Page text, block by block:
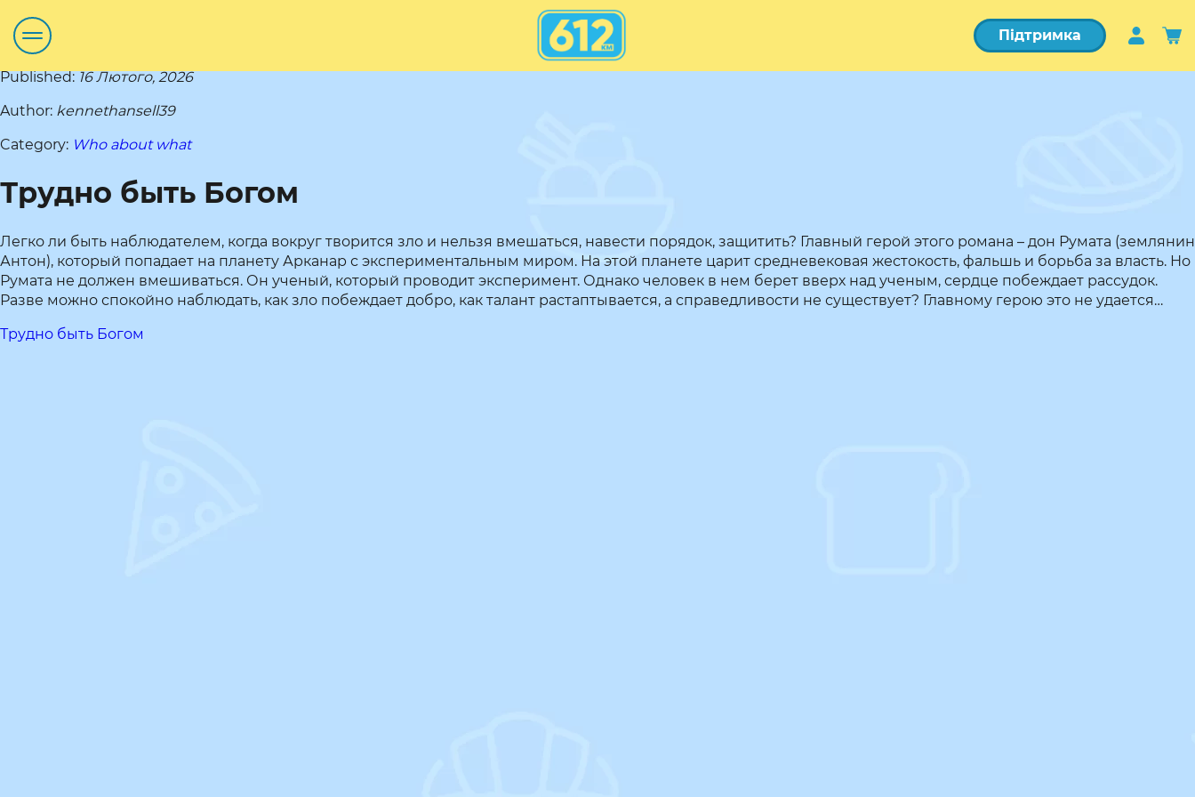
Підтримка
Published:16 Лютого, 2026
Author: kennethansell39
Category: Who about what
Трудно быть Богом
Легко ли быть наблюдателем, когда вокруг творится зло и нельзя вмешаться, навести порядок, защитить? Главный герой этого романа – дон Румата (землянин
Антон), который попадает на планету Арканар с экспериментальным миром. На этой планете царит средневековая жестокость, фальшь и борьба за власть. Но
Румата не должен вмешиваться. Он ученый, который проводит эксперимент. Однако человек в нем берет вверх над ученым, сердце побеждает рассудок.
Разве можно спокойно наблюдать, как зло побеждает добро, как талант растаптывается, а справедливости не существует? Главному герою это не удается…
Трудно быть Богом